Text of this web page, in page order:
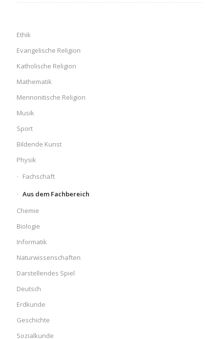
Ethik
Evangelische Religion
Katholische Religion
Mathematik
Mennonitische Religion
Musik
Sport
Bildende Kunst
Physik
Fachschaft
Aus dem Fachbereich
Chemie
Biologie
Informatik
Naturwissenschaften
Darstellendes Spiel
Deutsch
Erdkunde
Geschichte
Sozialkunde